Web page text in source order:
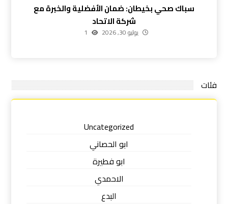
سباك صحي بخيطان: ضمان الأفضلية والخبرة مع
شركة الاتحاد
يوليو 30, 2026 1
فئات
Uncategorized
ابو الحصاني
ابو فطيرة
الاحمدي
البدع